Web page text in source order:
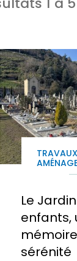
Le
enfants,
sérénité